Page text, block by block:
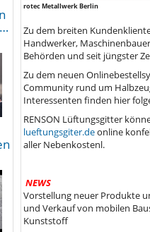
rotec Metallwerk Berlin
Zu dem breiten
Handwerker,
Behörden und seit jüngster
Zu dem neuen
Community rund um
Interessenten finden hier
RENSON Lüftungsgitter
lueftungsgiter.deonline
aller Nebenkostenl.
NEWS
Vorstellung neuer Produkte
und Verkauf von mobilen
Kunststoff